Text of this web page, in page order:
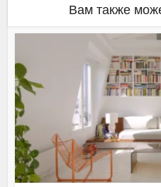
Вам также